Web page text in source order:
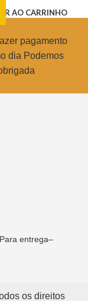
AO CARRINHO
pagamento
dia Podemos
entrega–
os direitos